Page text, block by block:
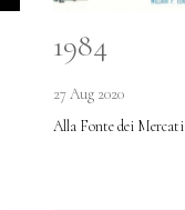
1984
27 Aug 2020
Alla Fonte dei Mercati